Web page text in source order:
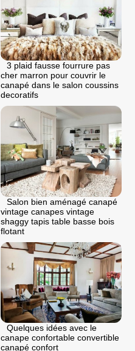
3 plaid fausse fourrure pas
cher marron pour couvrir le
canapé dans le salon coussins
decoratifs
Salon bien aménagé canapé
vintage canapes vintage
shaggy tapis table basse bois
flotant
Quelques idées avec le
canape confortable convertible
canapé confort